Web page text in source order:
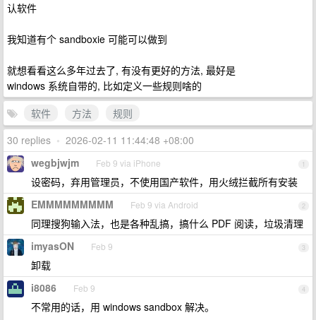
认软件
我知道有个 sandboxie 可能可以做到
就想看看这么多年过去了, 有没有更好的方法, 最好是
windows 系统自带的, 比如定义一些规则啥的
软件
方法
规则
30 replies • 2026-02-11 11:44:48 +08:00
1
wegbjwjm Feb 9 via iPhone
设密码，弃用管理员，不使用国产软件，用火绒拦截所有安装
2
EMMMMMMMMM Feb 9 via Android
同理搜狗输入法，也是各种乱搞，搞什么 PDF 阅读，垃圾清理
3
imyasON Feb 9
卸载
4
i8086 Feb 9
不常用的话，用 windows sandbox 解决。